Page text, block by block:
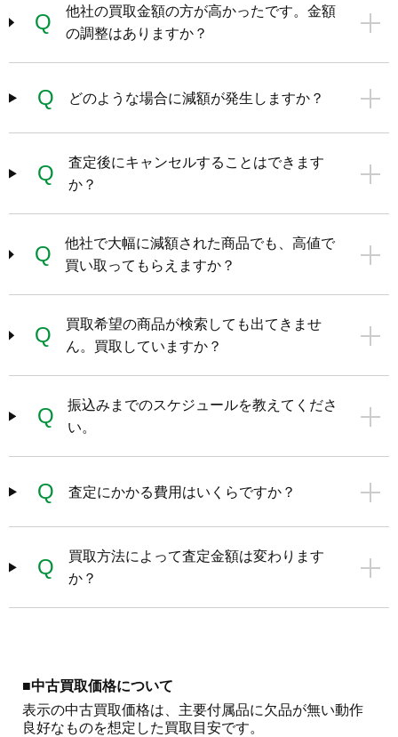
Q
他社の買取金額の方が高かったです。金額
の調整はありますか？
Q どのような場合に減額が発生しますか？
Q
査定後にキャンセルすることはできます
か？
Q
他社で大幅に減額された商品でも、高値で
買い取ってもらえますか？
Q
買取希望の商品が検索しても出てきませ
ん。買取していますか？
Q
振込みまでのスケジュールを教えてくださ
い。
Q 査定にかかる費用はいくらですか？
Q
買取方法によって査定金額は変わります
か？
■中古買取価格について
表示の中古買取価格は、主要付属品に欠品が無い動作
良好なものを想定した買取目安です。